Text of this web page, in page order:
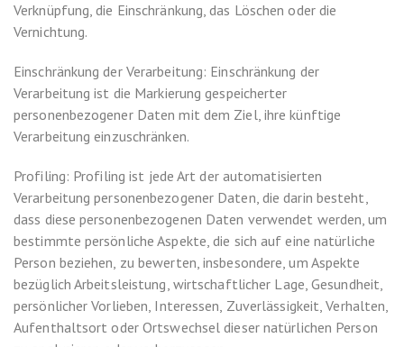
Verknüpfung, die Einschränkung, das Löschen oder die
Vernichtung.
Einschränkung der Verarbeitung: Einschränkung der
Verarbeitung ist die Markierung gespeicherter
personenbezogener Daten mit dem Ziel, ihre künftige
Verarbeitung einzuschränken.
Profiling: Profiling ist jede Art der automatisierten
Verarbeitung personenbezogener Daten, die darin besteht,
dass diese personenbezogenen Daten verwendet werden, um
bestimmte persönliche Aspekte, die sich auf eine natürliche
Person beziehen, zu bewerten, insbesondere, um Aspekte
bezüglich Arbeitsleistung, wirtschaftlicher Lage, Gesundheit,
persönlicher Vorlieben, Interessen, Zuverlässigkeit, Verhalten,
Aufenthaltsort oder Ortswechsel dieser natürlichen Person